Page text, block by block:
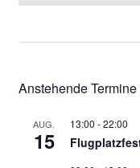
Anstehende Termine
AUG.
15
13:00 -22:00